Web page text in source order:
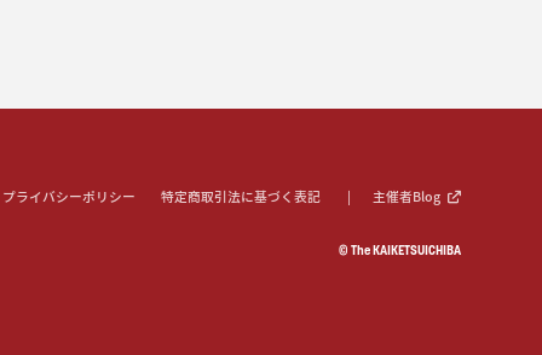
プライバシーポリシー 特定商取引法に基づく表記 主催者Blog
© The KAIKETSUICHIBA